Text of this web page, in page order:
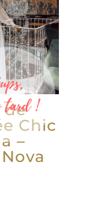
de
Chic
–